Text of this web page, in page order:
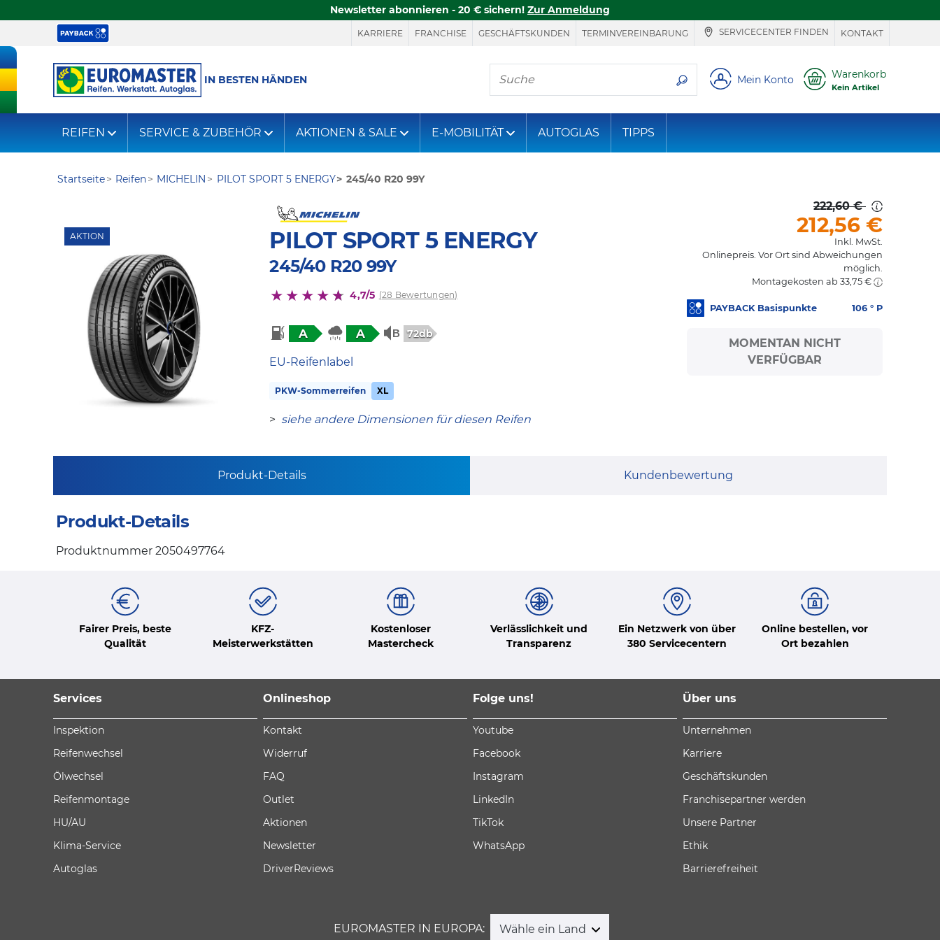
Newsletter abonnieren - 20 € sichern! Zur Anmeldung
KARRIERE FRANCHISE GESCHÄFTSKUNDEN TERMINVEREINBARUNG SERVICECENTER FINDEN KONTAKT
IN BESTEN HÄNDEN
Hier finden Sie, was Sie suchen
Mein Konto Warenkorb
Kein Artikel
REIFEN SERVICE & ZUBEHÖR AKTIONEN & SALE E-MOBILITÄT AUTOGLAS TIPPS
Startseite Reifen MICHELIN PILOT SPORT 5 ENERGY 245/40 R20 99Y
AKTION PILOT SPORT 5 ENERGY
245/40 R20 99Y
4,7/5 (28 Bewertungen)
A A 72db
EU-Reifenlabel
PKW-Sommerreifen XL
> siehe andere Dimensionen für diesen Reifen
222,60 €
212,56 €
Inkl. MwSt.
Onlinepreis. Vor Ort sind Abweichungen
möglich.
Montagekosten ab 33,75 €
PAYBACK Basispunkte 106 ° P
MOMENTAN NICHT
VERFÜGBAR
Produkt-Details Kundenbewertung
Produkt-Details
Produktnummer 2050497764
Fairer Preis, beste
Qualität
KFZ-
Meisterwerkstätten
Kostenloser
Mastercheck
Verlässlichkeit und
Transparenz
Ein Netzwerk von über
380 Servicecentern
Online bestellen, vor
Ort bezahlen
Services
Inspektion
Reifenwechsel
Ölwechsel
Reifenmontage
HU/AU
Klima-Service
Autoglas
Onlineshop
Kontakt
Widerruf
FAQ
Outlet
Aktionen
Newsletter
DriverReviews
Folge uns!
Youtube
Facebook
Instagram
LinkedIn
TikTok
WhatsApp
Über uns
Unternehmen
Karriere
Geschäftskunden
Franchisepartner werden
Unsere Partner
Ethik
Barrierefreiheit
EUROMASTER IN EUROPA: Wähle ein Land